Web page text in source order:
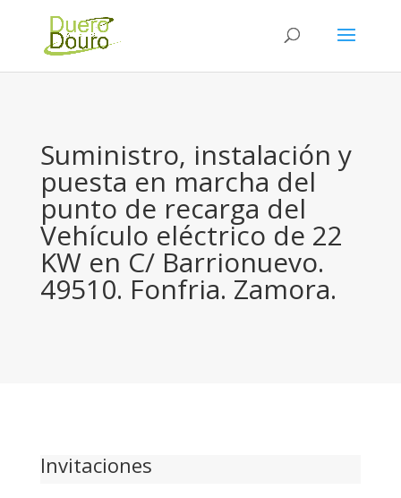
Suministro, instalación y
puesta en marcha del
punto de recarga del
Vehículo eléctrico de 22
KW en C/ Barrionuevo.
49510. Fonfria. Zamora.
Invitaciones